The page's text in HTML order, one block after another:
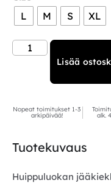
L M S XL
Lisää
Nopeat toimitukset 1-3
arkipäivää! alk.
Tuotekuvaus
Huippuluokan